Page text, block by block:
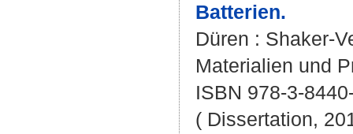
Batterien.
Düren : Shaker-
Materialien und
ISBN 978-3-
( Dissertation,